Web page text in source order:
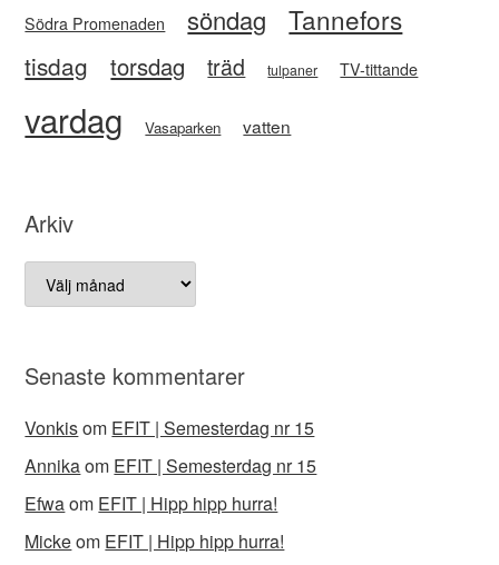
Södra Promenaden söndag Tannefors
tisdag torsdag träd tulpaner TV-tittande
vardag Vasaparken vatten
Arkiv
Arkiv
Senaste kommentarer
Vonkisom EFIT | Semesterdag nr 15
Annikaom EFIT | Semesterdag nr 15
Efwaom EFIT | Hipp hipp hurra!
Mickeom EFIT | Hipp hipp hurra!